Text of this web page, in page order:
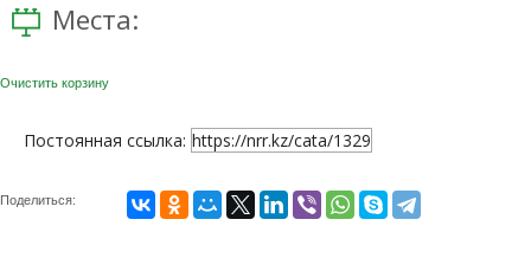
Места:
Очистить корзину
Постоянная ссылка: https://nrr.kz/cata/1329
Поделиться: